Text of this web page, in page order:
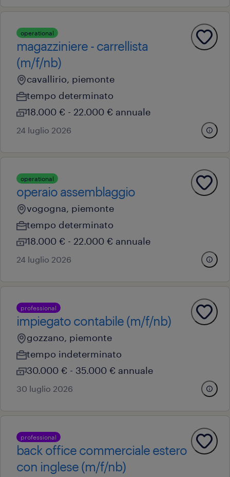
operational
magazziniere - carrellista
(m/f/nb)
cavallirio, piemonte
tempo determinato
18.000 € - 22.000 € annuale
24 luglio 2026
operational
operaio assemblaggio
vogogna, piemonte
tempo determinato
18.000 € - 22.000 € annuale
24 luglio 2026
professional
impiegato contabile (m/f/nb)
gozzano, piemonte
tempo indeterminato
30.000 € - 35.000 € annuale
30 luglio 2026
professional
back office commerciale estero
con inglese (m/f/nb)